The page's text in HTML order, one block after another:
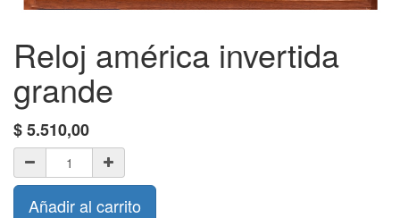
Reloj américa invertida
grande
$5.510,00
Añadir al carrito